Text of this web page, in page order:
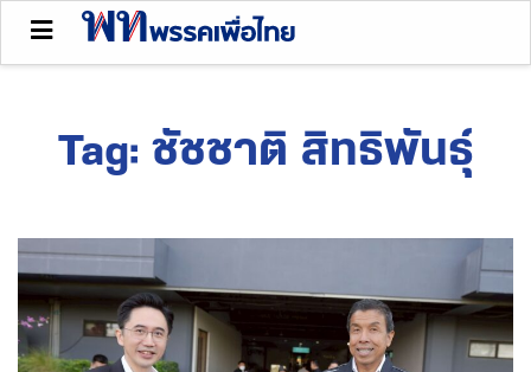
Tag: ชัชชาติ สิทธิพันธุ์